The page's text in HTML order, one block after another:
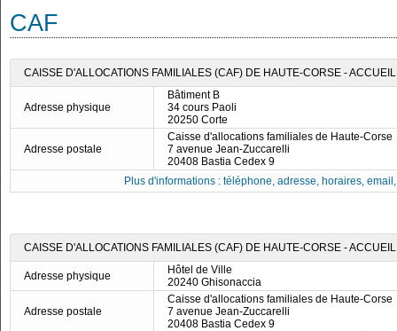
CAF
CAISSE D'ALLOCATIONS FAMILIALES (CAF) DE HAUTE-CORSE -
Adresse physique
Bâtiment B
34 cours Paoli
20250 Corte
Adresse postale
Caisse d'allocations familiales de Haute-Corse
7 avenue Jean-Zuccarelli
20408 Bastia Cedex 9
Plus d'informations : téléphone, adresse, horaires,
CAISSE D'ALLOCATIONS FAMILIALES (CAF) DE HAUTE-CORSE -
Adresse physique
Hôtel de Ville
20240 Ghisonaccia
Adresse postale
Caisse d'allocations familiales de Haute-Corse
7 avenue Jean-Zuccarelli
20408 Bastia Cedex 9